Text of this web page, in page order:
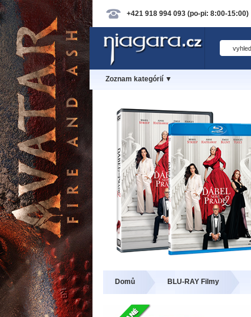
+421 918 994 093 (po-pi: 8:00-15:00)
Zoznam kategórií ▼
Domů BLU-RAY Filmy